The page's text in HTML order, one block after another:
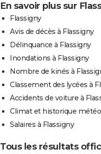
En savoir plus sur
Flassigny
Avis de décès à Flassigny
Délinquance à Flassigny
Inondations à Flassigny
Nombre de kinés à
Classement des lycées à
Accidents de voiture à
Climat et historique
Salaires à Flassigny
Tous les résultats